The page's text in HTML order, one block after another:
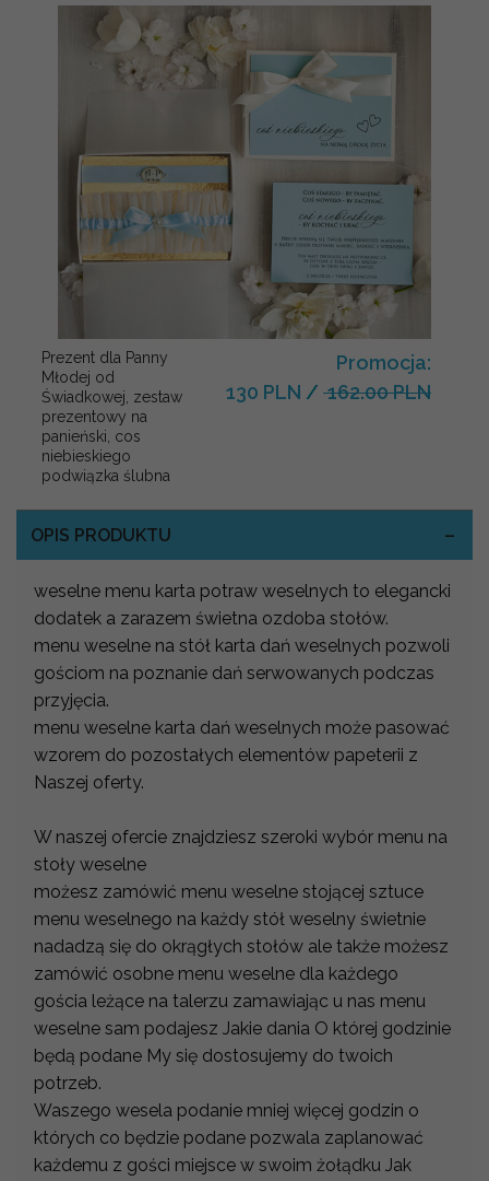
Prezent dla Panny
Młodej od
Świadkowej, zestaw
prezentowy na
panieński, cos
niebieskiego
podwiązka ślubna
Promocja:
130 PLN / 162.00 PLN
OPIS PRODUKTU
weselne menu karta potraw weselnych to elegancki
dodatek a zarazem świetna ozdoba stołów.
menu weselne na stół karta dań weselnych pozwoli
gościom na poznanie dań serwowanych podczas
przyjęcia.
menu weselne karta dań weselnych może pasować
wzorem do pozostałych elementów papeterii z
Naszej oferty.
W naszej ofercie znajdziesz szeroki wybór menu na
stoły weselne
możesz zamówić menu weselne stojącej sztuce
menu weselnego na każdy stół weselny świetnie
nadadzą się do okrągłych stołów ale także możesz
zamówić osobne menu weselne dla każdego
gościa leżące na talerzu zamawiając u nas menu
weselne sam podajesz Jakie dania O której godzinie
będą podane My się dostosujemy do twoich
potrzeb.
Waszego wesela podanie mniej więcej godzin o
których co będzie podane pozwala zaplanować
każdemu z gości miejsce w swoim żołądku Jak